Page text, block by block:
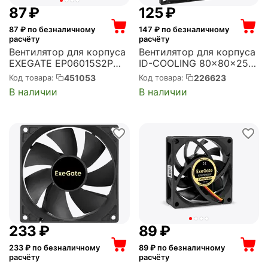
‍87‍₽
87 ₽ по безналичному
расчёту
Вентилятор для корпуса
EXEGATE EP06015S2P
60x60x15 мм, 4800 об/
мин, 21 CFM, 32 дБ, 2 pin
(EX295225RUS)
Код товара: 451053
В наличии
‍125‍₽
147 ₽ по безналичному
расчёту
Вентилятор для корпуса
ID-COOLING 80x80x25
мм, 2000 об/мин, 25
CFM, 21 дБ, 3 pin (NO-
8025-SD)
Код товара: 226623
В наличии
‍233‍ ₽
233 ₽ по безналичному
расчёту
‍89‍ ₽
89₽ по безналичному
расчёту